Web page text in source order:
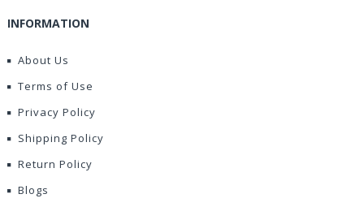
INFORMATION
About Us
Terms of Use
Privacy Policy
Shipping Policy
Return Policy
Blogs